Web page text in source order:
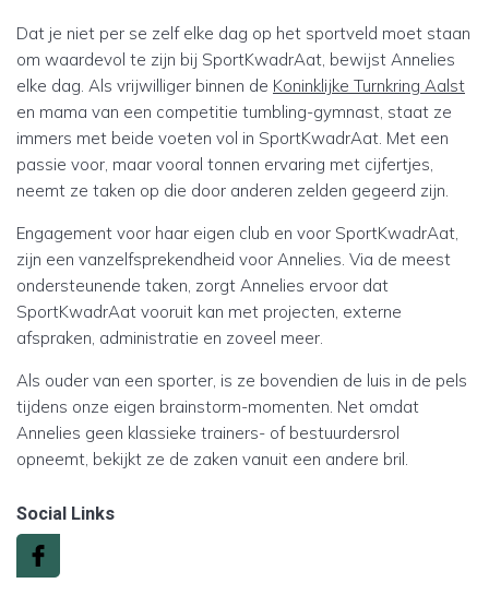
Dat je niet per se zelf elke dag op het sportveld moet staan
om waardevol te zijn bij SportKwadrAat, bewijst Annelies
elke dag. Als vrijwilliger binnen de Koninklijke Turnkring Aalst
en mama van een competitie tumbling-gymnast, staat ze
immers met beide voeten vol in SportKwadrAat. Met een
passie voor, maar vooral tonnen ervaring met cijfertjes,
neemt ze taken op die door anderen zelden gegeerd zijn.
Engagement voor haar eigen club en voor SportKwadrAat,
zijn een vanzelfsprekendheid voor Annelies. Via de meest
ondersteunende taken, zorgt Annelies ervoor dat
SportKwadrAat vooruit kan met projecten, externe
afspraken, administratie en zoveel meer.
Als ouder van een sporter, is ze bovendien de luis in de pels
tijdens onze eigen brainstorm-momenten. Net omdat
Annelies geen klassieke trainers- of bestuurdersrol
opneemt, bekijkt ze de zaken vanuit een andere bril.
Social Links